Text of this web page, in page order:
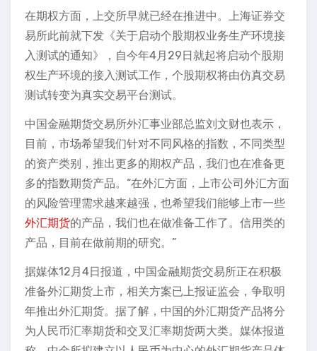
在期权方面，上交所早就已经在推进中。上海证券交
易所此前就下发《关于启动个股期权业务生产环境接
入测试的通知》，自今年4月29日就起将启动个股期
权生产环境的接入测试工作，个股期权将由仿真交易
测试转变为真实交易平台测试。
中国金融期货交易所外汇事业部总监刘文财也表示，
目前，市场希望我们针对不同风格的指数，不同类型
的资产类别，推出更多的期权产品，我们也在准备更
多的指数期货产品。“在外汇方面，上市公司外汇方面
的风险管理需求越来越强，也希望我们能够上市一些
外汇期货的产品，我们也在做准备工作了。信用类的
产品，目前在做前期的研究。”
据媒体12月4日报道，中国金融期货交易所正在积极
准备外汇期货上市，相关方案已上报证监会，争取明
年推出外汇期货。据了解，中国的外汇期货产品将分
为人民币汇率期货和交叉汇率期货两大类。媒体报道